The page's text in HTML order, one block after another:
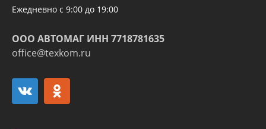
Ежедневно с 9:00 до 19:00
ООО АВТОМАГ ИНН 7718781635
office@texkom.ru